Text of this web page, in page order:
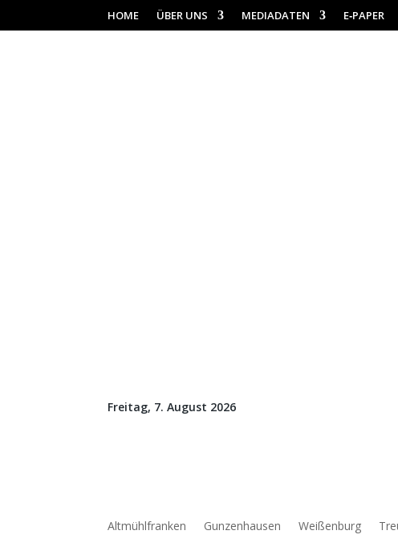
HOME ÜBER UNS MEDIADATEN E‑PAPER
Freitag, 7. August 2026
Altmühlfranken Gunzenhausen Weißenburg